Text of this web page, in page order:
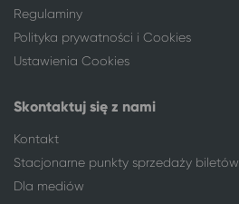
Koszalin
Kutno
Busko-Zdrój
Legnica
Busko-Zdrój
Lublin
Busko-Zdrój
Nysa
Opole
Busko-Zdrój
Pabianice
Regulaminy
Polityka prywatności i Cookies
Ustawienia Cookies
Skontaktuj się z nami
Kontakt
Stacjonarne punkty sprzedaży biletów
Dla mediów